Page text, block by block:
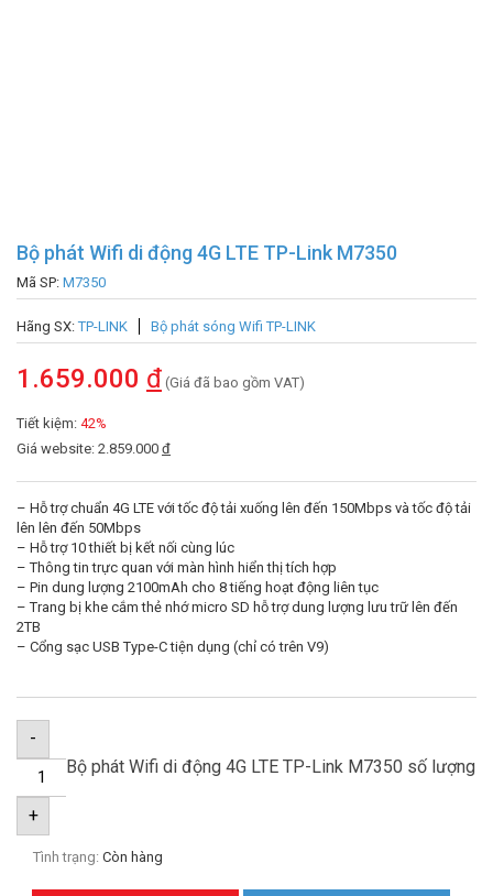
Bộ phát Wifi di động 4G LTE TP-Link M7350
Mã SP: M7350
Hãng SX:TP-LINK Bộ phát sóng Wifi TP-LINK
1.659.000 đ (Giá đã bao gồm VAT)
Tiết kiệm: 42%
Giá website: 2.859.000 đ
– Hỗ trợ chuẩn 4G LTE với tốc độ tải xuống lên đến 150Mbps và tốc độ tải
lên lên đến 50Mbps
– Hỗ trợ 10 thiết bị kết nối cùng lúc
– Thông tin trực quan với màn hình hiển thị tích hợp
– Pin dung lượng 2100mAh cho 8 tiếng hoạt động liên tục
– Trang bị khe cắm thẻ nhớ micro SD hỗ trợ dung lượng lưu trữ lên đến
2TB
– Cổng sạc USB Type-C tiện dụng (chỉ có trên V9)
-
Bộ phát Wifi di động 4G LTE TP-Link M7350 số lượng
+
Tình trạng: Còn hàng